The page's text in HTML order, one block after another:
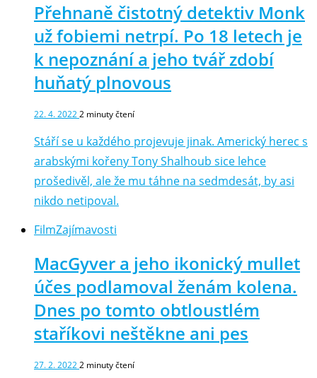
Přehnaně čistotný detektiv Monk
už fobiemi netrpí. Po 18 letech je
k nepoznání a jeho tvář zdobí
huňatý plnovous
22. 4. 20222 minuty čtení
Stáří se u každého projevuje jinak. Americký herec s
arabskými kořeny Tony Shalhoub sice lehce
prošedivěl, ale že mu táhne na sedmdesát, by asi
nikdo netipoval.
FilmZajímavosti
MacGyver a jeho ikonický mullet
účes podlamoval ženám kolena.
Dnes po tomto obtloustlém
staříkovi neštěkne ani pes
27. 2. 20222 minuty čtení